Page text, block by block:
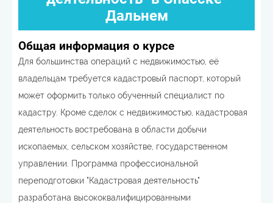
Дальнем
Общая информация о курсе
Для большинства операций с недвижимостью, её
владельцам требуется кадастровый паспорт, который
может оформить только обученный специалист по
кадастру. Кроме сделок с недвижимостью, кадастровая
деятельность востребована в области добычи
ископаемых, сельском хозяйстве, государственном
управлении. Программа профессиональной
переподготовки "Кадастровая деятельность"
разработана высококвалифицированными